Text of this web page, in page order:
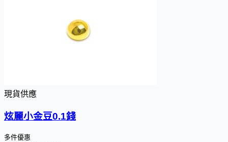
現貨供應
炫麗小金豆0.1錢
多件優惠